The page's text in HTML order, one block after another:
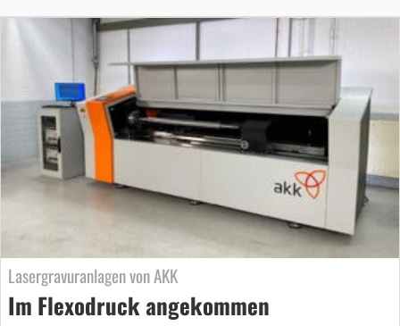
Lasergravuranlagen von AKK
Im Flexodruck angekommen